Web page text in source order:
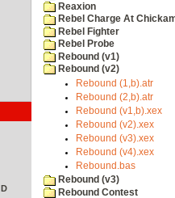
D
Reaxion
Rebel Charge At
Rebel Fighter
Rebel Probe
Rebound (v1)
Rebound (v2)
Rebound (1,b).atr
Rebound (2,b).atr
Rebound (v1,b).xex
Rebound (v2).xex
Rebound (v3).xex
Rebound (v4).xex
Rebound.bas
Rebound (v3)
Rebound Contest